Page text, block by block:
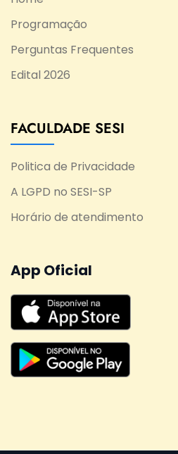
Programação
Perguntas Frequentes
Edital 2026
FACULDADE SESI
Politica de Privacidade
A LGPD no SESI-SP
Horário de atendimento
App Oficial